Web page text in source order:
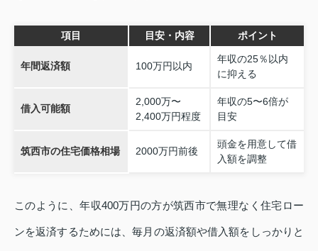
項目 目安・内容 ポイント
年間返済額 100万円以内
年収の25％以内
に抑える
借入可能額
2,000万〜
2,400万円程度
年収の5〜6倍が
目安
筑西市の住宅価格相場 2000万円前後
頭金を用意して借
入額を調整
このように、年収400万円の方が筑西市で無理なく住宅ロー
ンを返済するためには、毎月の返済額や借入額をしっかりと